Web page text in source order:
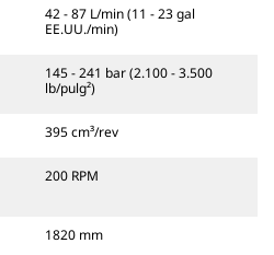
42 - 87 L/min (11 - 23 gal
EE.UU./min)
145 - 241 bar (2.100 - 3.500
lb/pulg²)
395 cm³/rev
200 RPM
1820 mm